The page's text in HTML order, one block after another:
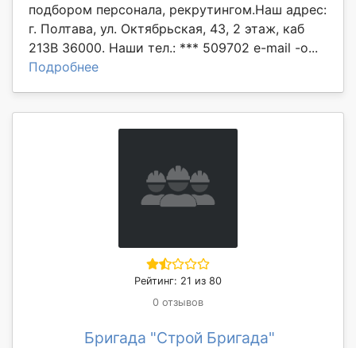
подбором персонала, рекрутингом.Наш адрес:
г. Полтава, ул. Октябрьская, 43, 2 этаж, каб
213В 36000. Наши тел.: *** 509702 e-mail -o...
Подробнее
Рейтинг: 21 из 80
0 отзывов
Бригада "Строй Бригада"